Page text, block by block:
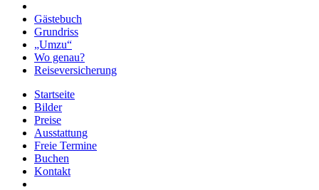
Gästebuch
Grundriss
„Umzu“
Wo genau?
Reiseversicherung
Startseite
Bilder
Preise
Ausstattung
Freie Termine
Buchen
Kontakt